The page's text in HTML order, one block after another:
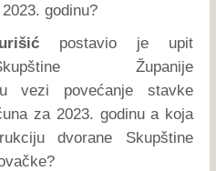
godinu?
postavio je upit
Županije
u vezi povećanje stavke
za 2023. godinu a koja
dvorane Skupštine